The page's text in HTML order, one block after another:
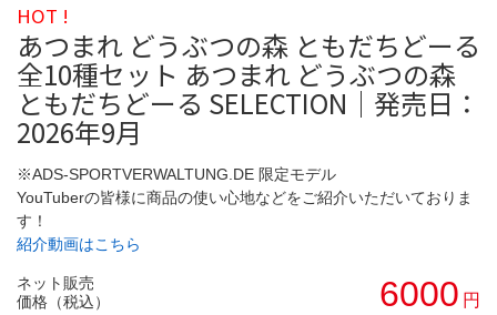
HOT !
あつまれ どうぶつの森 ともだちどーる
全10種セット あつまれ どうぶつの森
ともだちどーる SELECTION｜発売日：
2026年9月
※ADS-SPORTVERWALTUNG.DE 限定モデル
YouTuberの皆様に商品の使い心地などをご紹介いただいておりま
す！
紹介動画はこちら
ネット販売
価格（税込）
6000 円